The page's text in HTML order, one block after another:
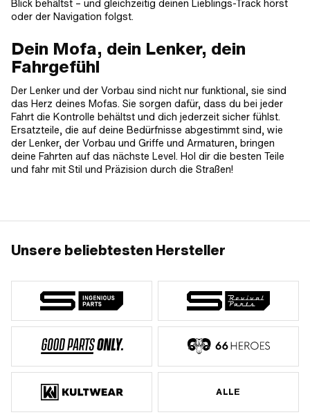
Blick behältst – und gleichzeitig deinen Lieblings-Track hörst
oder der Navigation folgst.
Dein Mofa, dein Lenker, dein
Fahrgefühl
Der Lenker und der Vorbau sind nicht nur funktional, sie sind
das Herz deines Mofas. Sie sorgen dafür, dass du bei jeder
Fahrt die Kontrolle behältst und dich jederzeit sicher fühlst.
Ersatzteile, die auf deine Bedürfnisse abgestimmt sind, wie
der Lenker, der Vorbau und Griffe und Armaturen, bringen
deine Fahrten auf das nächste Level. Hol dir die besten Teile
und fahr mit Stil und Präzision durch die Straßen!
Unsere beliebtesten Hersteller
ALLE